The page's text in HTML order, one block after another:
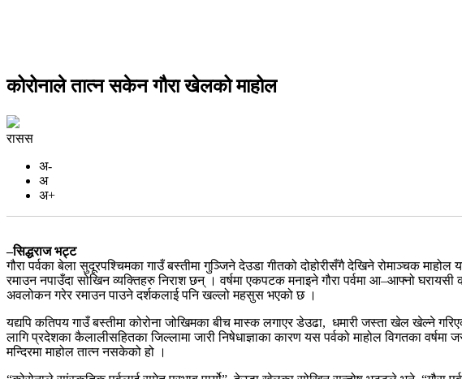
कोरोनाले तात्न सकेन गौरा खेलको माहोल
रासस
अ-
अ
अ+
–सिद्धराज भट्ट
गौरा पर्वका बेला सुदूरपश्चिमका गाउँ बस्तीमा गुञ्जिने देउडा गीतको दोहोरीसँगै देखिने रोमाञ्चक
रमाउन नपाउँदा सोखिन व्यक्तिहरु निराश छन् । वर्षमा एकपटक मनाइने गौरा पर्वमा आ–आफ्नो
अवलोकन गरेर रमाउन पाउने दर्शकलाई पनि खल्लो महसुस भएको छ ।
यद्यपि कतिपय गाउँ बस्तीमा कोरोना जोखिमका बीच मास्क लगाएर डेउढा, धमारी जस्ता खेल खेल्ने
लागि प्रदेशका कैलालीसहितका जिल्लामा जारी निषेधाज्ञाका कारण यस पर्वको माहोल विगतका
मन्दिरमा माहोल तात्न नसकेको हो ।